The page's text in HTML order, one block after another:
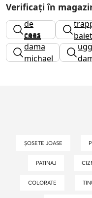
Verificați în
papuci
de
casa
copii
ceas
dama
michael
ugg
ȘOSETE JOASE
PATINAJ
COLORATE